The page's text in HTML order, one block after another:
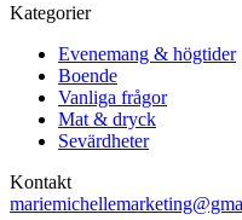
Kategorier
Evenemang & högtider
Boende
Vanliga frågor
Mat & dryck
Sevärdheter
Kontakt